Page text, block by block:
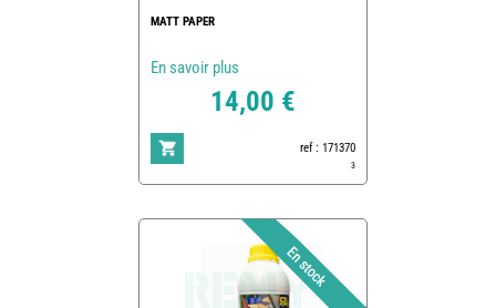
MATT PAPER
En savoir plus
14,00 €
ref : 171370
3